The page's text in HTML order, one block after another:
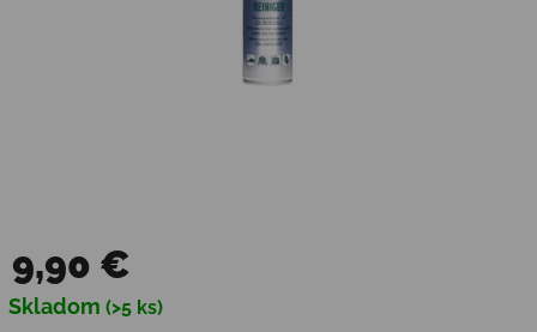
9,90 €
Jednotková cena:
Skladom (>5 ks)